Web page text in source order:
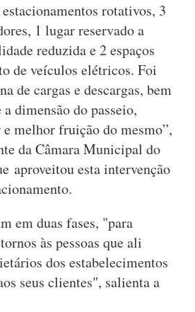
rotativos, 3
1 lugar reservado a
reduzida e 2 espaços
de veículos elétricos. Foi
de cargas e descargas, bem
dimensão do passeio,
melhor fruição do mesmo”,
da Câmara Municipal do
aproveitou esta intervenção
em duas fases, "para
às pessoas que ali
dos estabelecimentos
seus clientes", salienta a